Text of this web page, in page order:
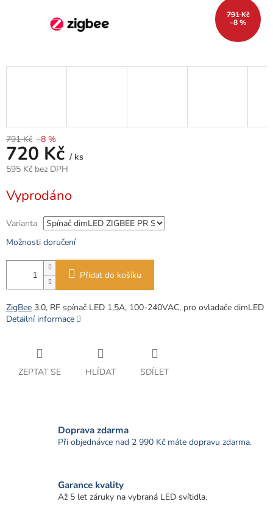
791 Kč
–8 %
791 Kč –8 %
720 Kč / ks
595 Kč bez DPH
cena:
Vyprodáno
Varianta
Možnosti doručení
Přidat do košíku
ZigBee 3.0, RF spínač LED 1,5A, 100-240VAC, pro ovladače dimLED
Detailní informace
ZEPTAT SE HLÍDAT SDÍLET
Doprava zdarma
Při objednávce nad 2 990 Kč máte dopravu zdarma.
Garance kvality
Až 5 let záruky na vybraná LED svítidla.